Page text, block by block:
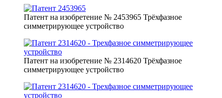
Патент на изобретение № 2453965 Трёхфазное
симметрирующее устройство
Патент на изобретение № 2314620 Трёхфазное
симметрирующее устройство